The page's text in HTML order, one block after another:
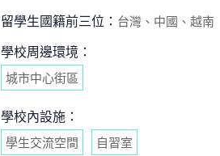
留學生國籍前三位： 台灣、中國、越南
學校周邊環境：
城市中心街區
學校內設施：
學生交流空間 自習室